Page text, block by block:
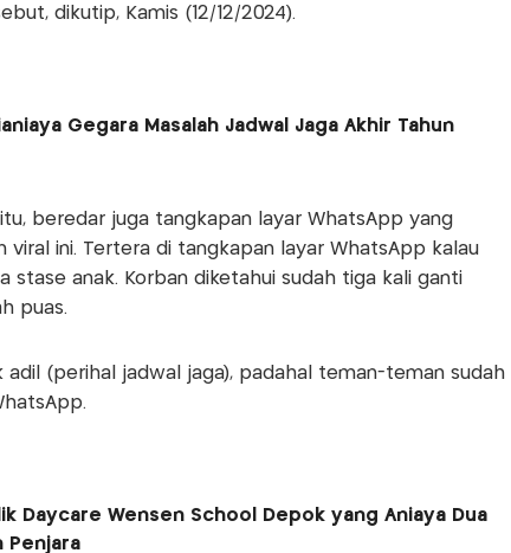
dikutip, Kamis (12/12/2024).
Gegara Masalah Jadwal Jaga Akhir Tahun
beredar juga tangkapan layar WhatsApp yang
viral ini. Tertera di tangkapan layar WhatsApp kalau
stase anak. Korban diketahui sudah tiga kali ganti
puas.
adil (perihal jadwal jaga), padahal teman-teman sudah
Daycare Wensen School Depok yang Aniaya Dua
Penjara